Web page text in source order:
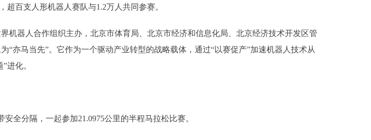
超百支人形机器人赛队与1.2万人共同参赛。
器人合作组织主办，北京市体育局、北京市经济和信息化局、北京经济技术开发区管
亦马当先”。它作为一个驱动产业转型的战略载体，通过“以赛促产”加速机器人技术从
进化。
分隔，一起参加21.0975公里的半程马拉松比赛。